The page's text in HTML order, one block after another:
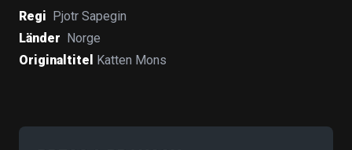
Regi Pjotr Sapegin
Länder Norge
Originaltitel Katten Mons